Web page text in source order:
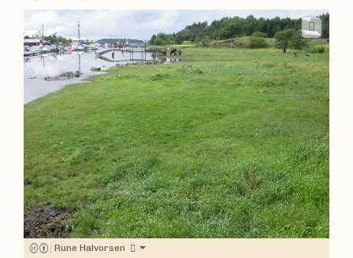
| Rune Halvorsen